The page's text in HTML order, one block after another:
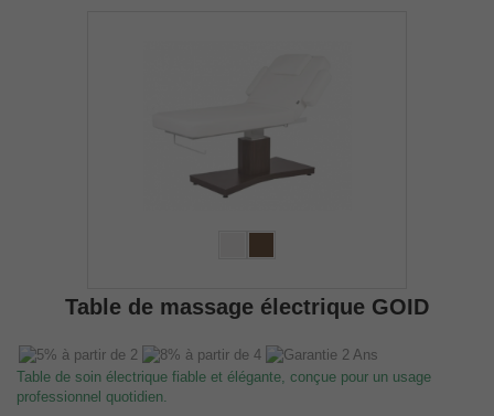
Table de massage électrique GOID
Table de soin électrique fiable et élégante, conçue pour un usage
professionnel quotidien.